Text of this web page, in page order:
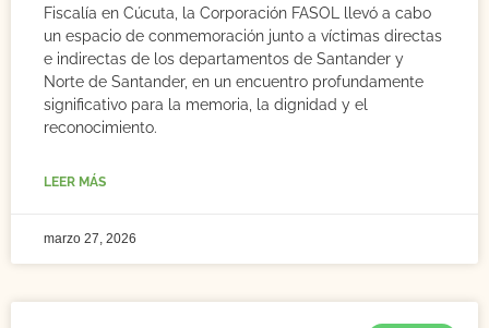
Fiscalía en Cúcuta, la Corporación FASOL llevó a cabo
un espacio de conmemoración junto a víctimas directas
e indirectas de los departamentos de Santander y
Norte de Santander, en un encuentro profundamente
significativo para la memoria, la dignidad y el
reconocimiento.
LEER MÁS
marzo 27, 2026